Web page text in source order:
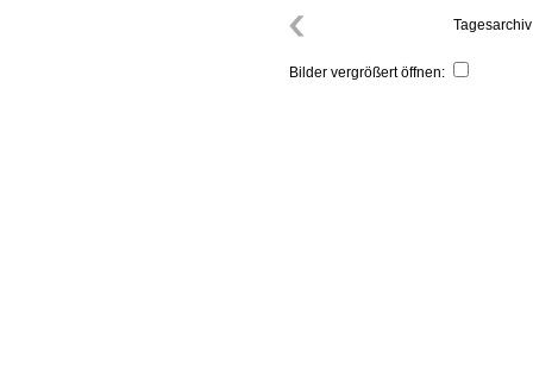
Bilder vergrößert öffnen: